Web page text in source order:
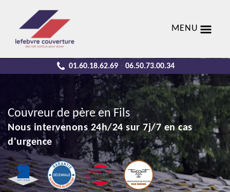
MENU
01.60.18.62.69 - 06.50.73.00.34
Couvreur de père en Fils
Nous intervenons 24h/24 sur 7j/7 en cas
d'urgence